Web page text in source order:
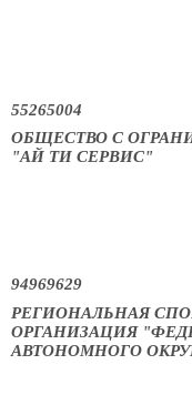
55265004
ОБЩЕСТВО С
"АЙ ТИ СЕРВИС"
94969629
РЕГИОНАЛЬНАЯ
ОРГАНИЗАЦИЯ
АВТОНОМНОГО